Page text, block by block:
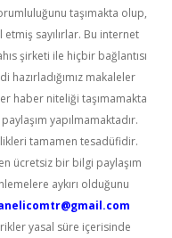
taşımakta olup,
sayılırlar. Bu internet
şirketi ile hiçbir bağlantısı
hazırladığımız makaleler
haber niteliği taşımamakta
yapılmamaktadır.
tamamen tesadüfidir.
ücretsiz bir bilgi paylaşım
aykırı olduğunu
yasal süre içerisinde